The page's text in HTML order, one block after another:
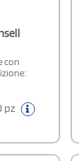
con
pz